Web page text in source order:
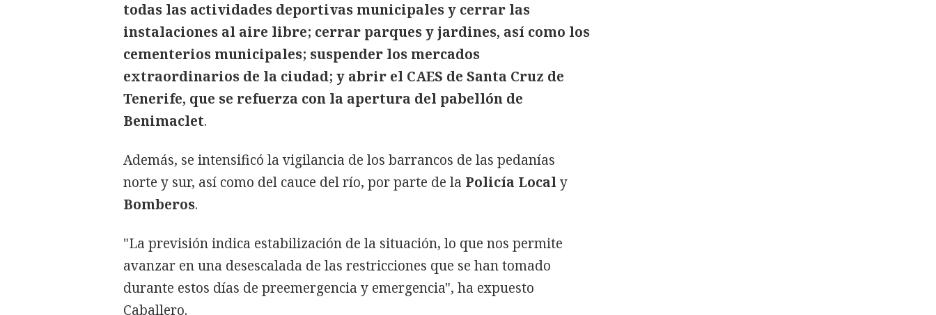
todas las actividades deportivas municipales y cerrar las
instalaciones al aire libre; cerrar parques y jardines, así como los
cementerios municipales; suspender los mercados
extraordinarios de la ciudad; y abrir el CAES de Santa Cruz de
Tenerife, que se refuerza con la apertura del pabellón de
Benimaclet.
Además, se intensificó la vigilancia de los barrancos de las pedanías
norte y sur, así como del cauce del río, por parte de la Policía Local y
Bomberos.
"La previsión indica estabilización de la situación, lo que nos permite
avanzar en una desescalada de las restricciones que se han tomado
durante estos días de preemergencia y emergencia", ha expuesto
Caballero.